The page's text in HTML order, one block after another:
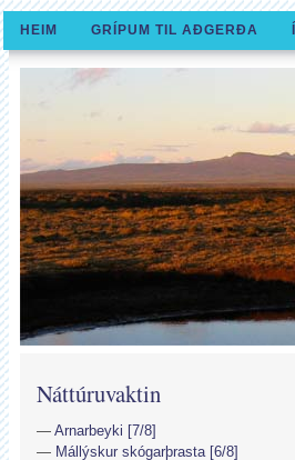
HEIM GRÍPUM TIL AÐGERÐA
Náttúruvaktin
Arnarbeyki [7/8]
Mállýskur skógarþrasta [6/8]